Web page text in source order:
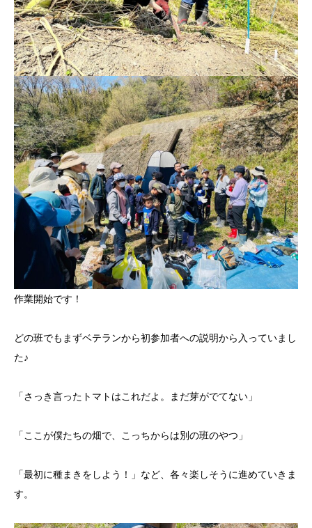
作業開始です！
どの班でもまずベテランから初参加者への説明から入っていまし
た♪
「さっき言ったトマトはこれだよ。まだ芽がでてない」
「ここが僕たちの畑で、こっちからは別の班のやつ」
「最初に種まきをしよう！」など、各々楽しそうに進めていきま
す。